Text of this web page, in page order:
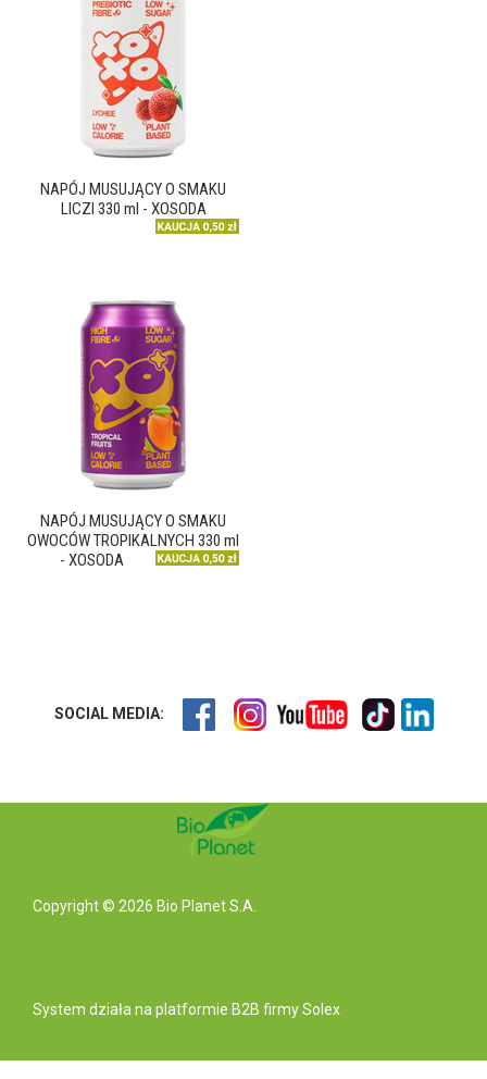
NAPÓJ MUSUJĄCY O SMAKU
LICZI 330 ml - XOSODA
NAPÓJ MUSUJĄCY O SMAKU
OWOCÓW TROPIKALNYCH 330 ml
- XOSODA
SOCIAL MEDIA:
Copyright © 2026 Bio Planet S.A.
System działa na platformie B2B firmy Solex